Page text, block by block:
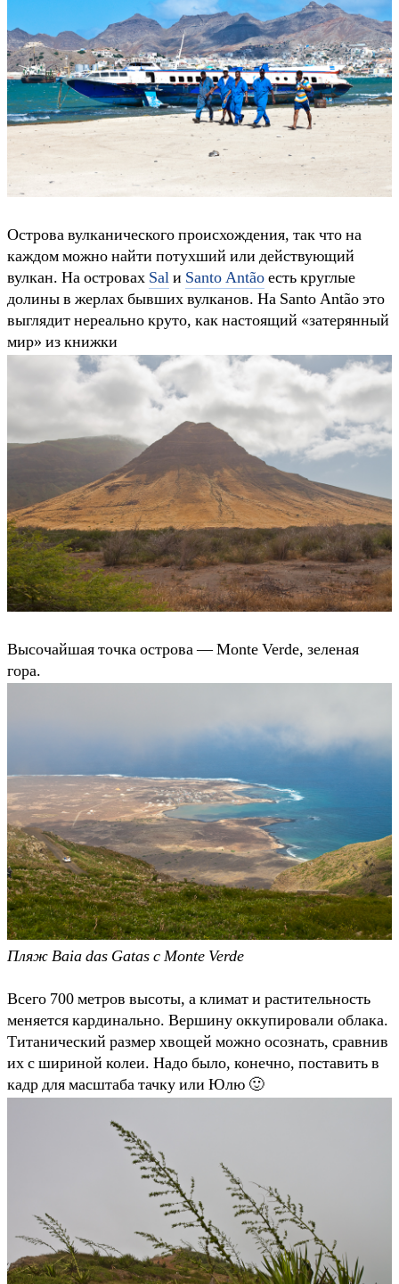
Острова вулканического происхождения, так что на
каждом можно найти потухший или действующий
вулкан. На островах Salи Santo Antãoесть круглые
долины в жерлах бывших вулканов. На Santo Antão это
выглядит нереально круто, как настоящий «затерянный
мир» из книжки
Высочайшая точка острова — Monte Verde, зеленая
гора.
Пляж Baia das Gatas с Monte Verde
Всего 700 метров высоты, а климат и растительность
меняется кардинально. Вершину оккупировали облака.
Титанический размер хвощей можно осознать, сравнив
их с шириной колеи. Надо было, конечно, поставить в
кадр для масштаба тачку или Юлю 🙂